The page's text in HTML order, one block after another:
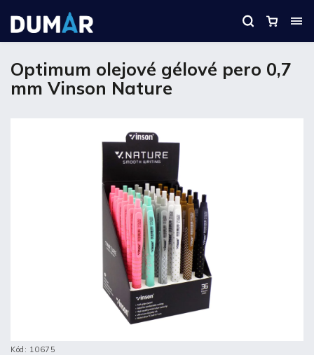
Optimum olejové gélové pero 0,7
mm Vinson Nature
Kód: 10675